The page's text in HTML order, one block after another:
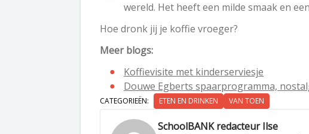
wereld. Het heeft een milde smaak en
Hoe dronk jij je koffie vroeger?
Meer blogs:
Koffievisite met kinderserviesje
Douwe Egberts spaarprogramma,
CATEGORIEËN: ETEN EN DRINKEN VAN TOEN
SchoolBANK redacteur Ilse